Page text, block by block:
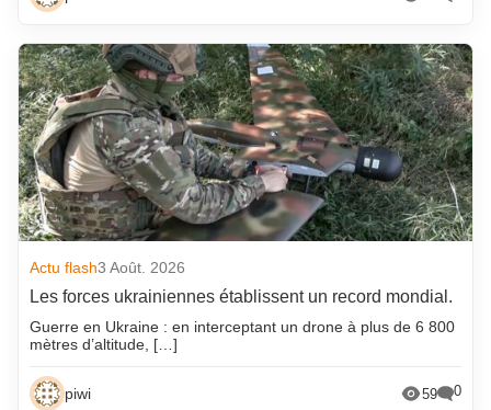
Actu flash3 Août. 2026
Les forces ukrainiennes établissent un record mondial.
Guerre en Ukraine : en interceptant un drone à plus de 6 800
mètres d’altitude, […]
piwi 59 0